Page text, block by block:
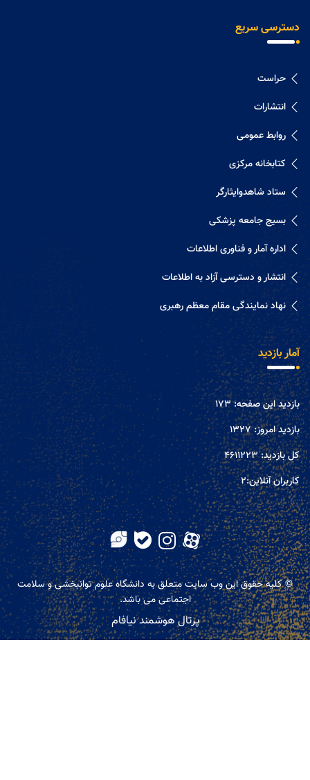
دسترسی سریع
حراست
انتشارات
روابط عمومی
کتابخانه مرکزی
ستاد شاهدوایثارگر
بسیج جامعه پزشکی
اداره آمار و فناوری اطلاعات
انتشار و دسترسی آزاد به اطلاعات
نهاد نمایندگی مقام معظم رهبری
آمار بازدید
بازدید این صفحه:173
بازدید امروز:1327
کل بازدید:4611223
کاربران آنلاین:2
© کلیه حقوق این وب سایت متعلق به دانشگاه علوم توانبخشی و سلامت
اجتماعی می باشد.
پرتال هوشمند نیافام